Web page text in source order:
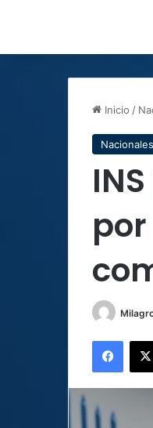
Inicio /
Nacionales